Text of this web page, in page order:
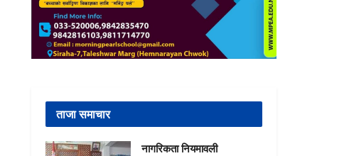
ताजा समाचार
नागरिकता नियमावली